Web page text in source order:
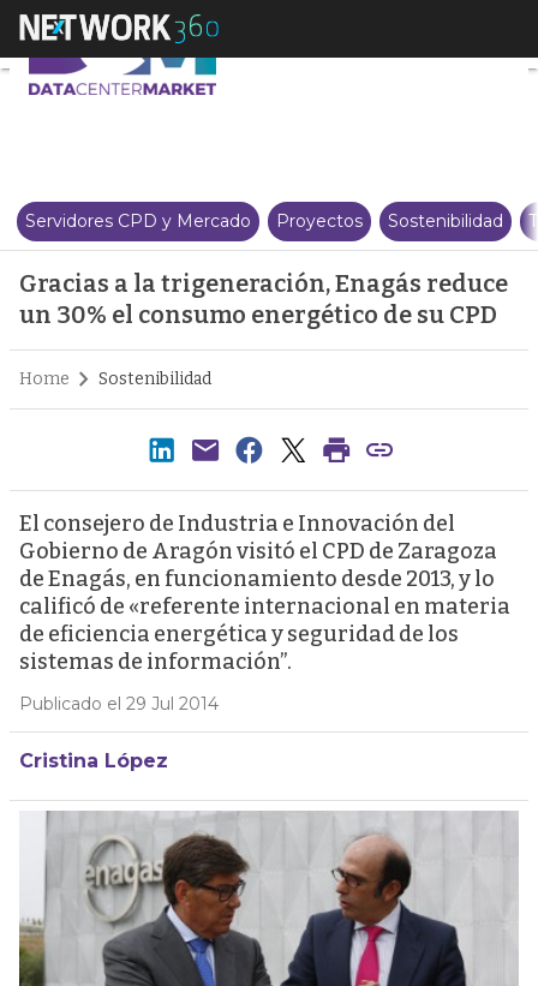
Gracias a la trigeneración,
Servidores CPD y Mercado Proyectos Sostenibilidad
Gracias a la trigeneración, Enagás reduce
un 30% el consumo energético de su CPD
Home Sostenibilidad
El consejero de Industria e Innovación del
Gobierno de Aragón visitó el CPD de Zaragoza
de Enagás, en funcionamiento desde 2013, y lo
calificó de «referente internacional en materia
de eficiencia energética y seguridad de los
sistemas de información”.
Publicado el 29 Jul 2014
Cristina López